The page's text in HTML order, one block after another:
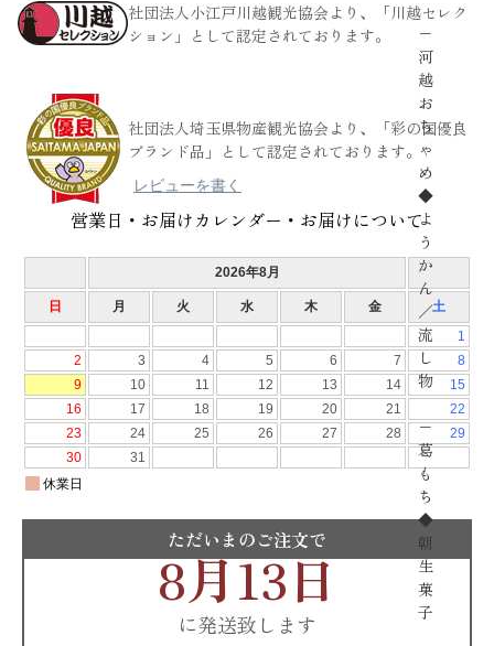
−
河
越
お
ち
ゃ
め
◆
よ
う
か
ん
／
流
し
物
−
葛
も
ち
◆
朝
生
菓
子
社団法人小江戸川越観光協会より、「川越セレク
ション」として認定されております。
社団法人埼玉県物産観光協会より、「彩の国優良
ブランド品」として認定されております。
レビューを書く
営業日・お届けカレンダー・お届けについて
ただいまのご注文で
8月13日
に発送致します